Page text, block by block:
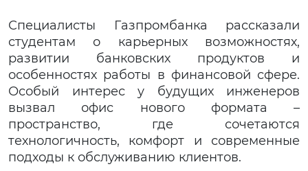
Специалисты Газпромбанка рассказали
студентам о карьерных возможностях,
развитии банковских продуктов и
особенностях работы в финансовой сфере.
Особый интерес у будущих инженеров
вызвал офис нового формата –
пространство, где сочетаются
технологичность, комфорт и современные
подходы к обслуживанию клиентов.